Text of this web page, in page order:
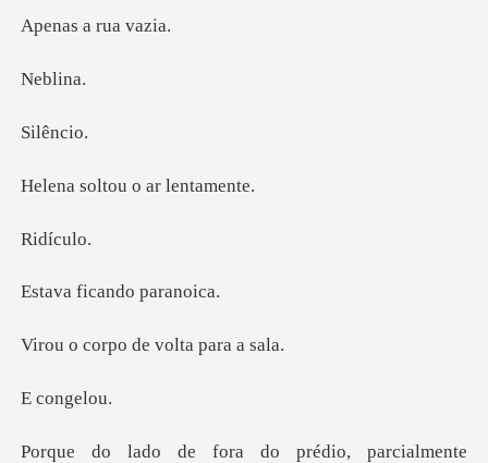
a rua
bl
ênc
tou o ar l
ícu
icando p
po de volta
ong
almente